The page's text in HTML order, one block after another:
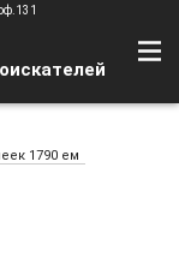
1790 ем